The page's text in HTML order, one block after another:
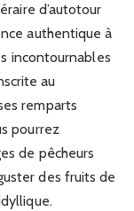
d’autotour
authentique à
incontournables
au
remparts
pourrez
de pêcheurs
des fruits de